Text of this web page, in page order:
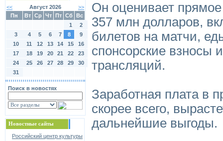
<< Август 2026
>>
Пн
Вт Ср Чт Пт Сб Вс
1
2
3
4 5 6 7 8
9
10
11 12 13 14 15
16
17
18 19 20 21 22
23
24
25 26 27 28 29
30
31
Поиск в новостях
Новостные сайты
Российский центр культуры
Он оценивает
357 млн долларов,
билетов на матчи,
спонсорские взносы
трансляций.
Заработная плата в
скорее всего,
дальнейшие выгоды.